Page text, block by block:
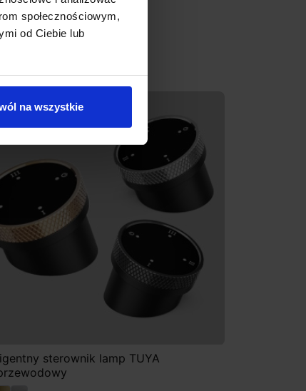
społecznościowym,
od Ciebie lub
na wszystkie
sterownik lamp TUYA